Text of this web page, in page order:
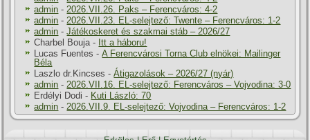
admin -2026.VII.26. Paks – Ferencváros: 4-2
admin -2026.VII.23. EL-selejtező: Twente – Ferencváros: 1-2
admin -Játékoskeret és szakmai stáb – 2026/27
Charbel Bouja- Itt a háboru!
Lucas Fuentes -A Ferencvárosi Torna Club elnökei: Mailinger
Béla
Laszlo dr.Kincses -Átigazolások – 2026/27 (nyár)
admin -2026.VII.16. EL-selejtező: Ferencváros – Vojvodina: 3-0
Erdélyi Dodi - Kuti László: 70
admin -2026.VII.9. EL-selejtező: Vojvodina – Ferencváros: 1-2